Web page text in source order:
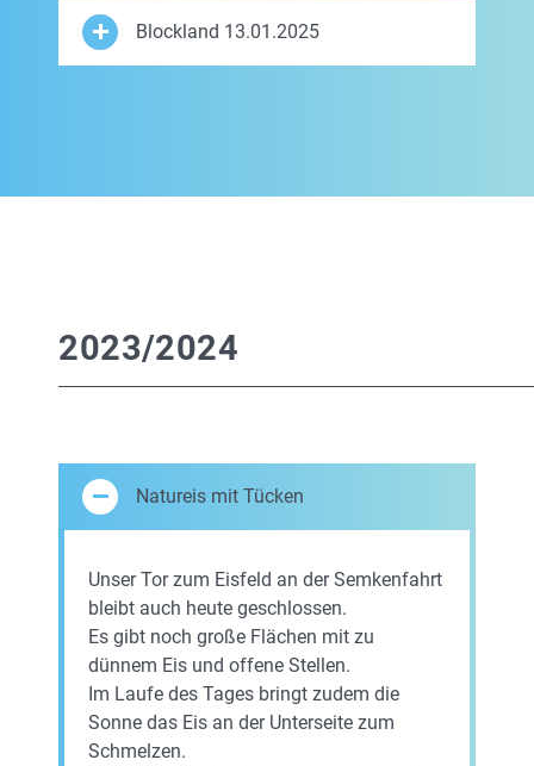
Blockland 13.01.2025
2023/2024
Natureis mit Tücken
Unser Tor zum Eisfeld an der Semkenfahrt
bleibt auch heute geschlossen.
Es gibt noch große Flächen mit zu
dünnem Eis und offene Stellen.
Im Laufe des Tages bringt zudem die
Sonne das Eis an der Unterseite zum
Schmelzen.